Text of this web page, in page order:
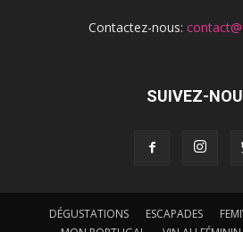
Contactez-nous:
SUIVEZ-
DÉGUSTATIONS ESCAPADES